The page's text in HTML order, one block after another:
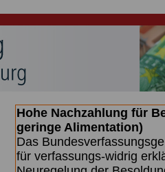
Hohe Nachzahlung für
geringe Alimentation)
Das
für verfassungs-widrig